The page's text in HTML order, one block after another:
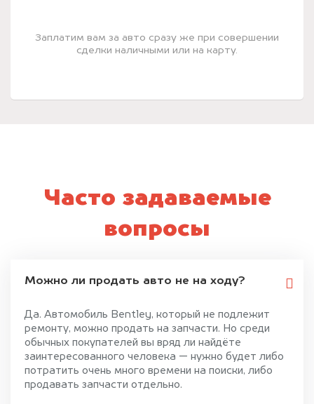
Заплатим вам за авто сразу же при совершении
сделки наличными или на карту.
Часто задаваемые
вопросы
Можно ли продать авто не на ходу?
Да. Автомобиль Bentley, который не подлежит
ремонту, можно продать на запчасти. Но среди
обычных покупателей вы вряд ли найдёте
заинтересованного человека — нужно будет либо
потратить очень много времени на поиски, либо
продавать запчасти отдельно.